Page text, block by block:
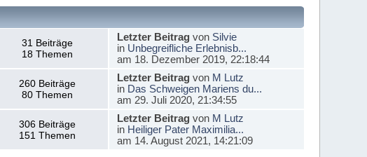
31 Beiträge
18 Themen
Letzter Beitragvon Silvie
in Unbegreifliche Erlebnisb...
am 18. Dezember 2019, 22:18:44
260 Beiträge
80 Themen
Letzter Beitragvon M Lutz
in Das Schweigen Mariens du...
am 29. Juli 2020, 21:34:55
306 Beiträge
151 Themen
Letzter Beitragvon M Lutz
in Heiliger Pater Maximilia...
am 14. August 2021, 14:21:09